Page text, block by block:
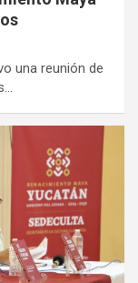
una reunión de